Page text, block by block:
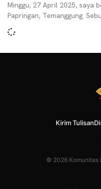
Minggu, 27 April 2025, saya
Papringan, Temanggung.
Kirim Tulisan
© 2026 Komunitas